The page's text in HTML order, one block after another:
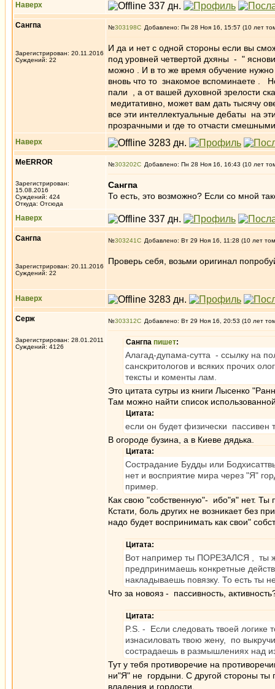
Наверх
Caнгпа
Зарегистрирован: 20.11.2016
Суждений: 22
№303198 Добавлено: Пн 28 Ноя 16, 15:57 (10 лет
И да и нет с одной стороны если вы
под уровней четвертой дхяны - "
можно . И в то же время обучение нужно
вновь что то знакомое вспоминаете .
пали , а от вашей духовной зрелости
медитативно, может вам дать тысячу
все эти интеллектуальные дебаты на
прозрачными и где то отчасти
Наверх
MeERROR
Зарегистрирован:
15.08.2016
Суждений: 424
Откуда: Отсюда
№303202 Добавлено: Пн 28 Ноя 16, 16:43 (10 лет
Caнгпа
То есть, это возможно? Если со мной
Наверх
Caнгпа
Зарегистрирован: 20.11.2016
Суждений: 22
№303241 Добавлено: Вт 29 Ноя 16, 11:28 (10 лет
Проверь себя, возьми оригинал
Наверх
Серж
Зарегистрирован: 28.01.2011
Суждений: 4126
№303312 Добавлено: Вт 29 Ноя 16, 20:53 (10 лет
Caнгпа пишет:
Алагад-дупама-сутта - ссылку на
санскритологов и всяких прочих
тексты и коменты лам.
Это цитата сутры из книги Лысенко
Там можно найти список
Цитата:
если он будет физически пассивен
В огороде бузина, а в Киеве дядька.
Цитата:
Сострадание Будды или
нет и восприятие мира через "Я"
пример.
Как свою "собственную"- ибо"я" нет. Ты
Кстати, боль других не возникает без
надо будет воспринимать как свои"
Цитата:
Вот например ты ПОРЕЗАЛСЯ , ты
предпринимаешь конкретные
накладываешь повязку. То есть ты
Что за новояз - пассивность,
Цитата:
P.S. - Если следовать твоей логике
изнасиловать твою жену, по
сострадаешь в размышлениях над
Тут у тебя противоречие на
ни"Я" не гордыни. С другой стороны ты
владения и гордости.